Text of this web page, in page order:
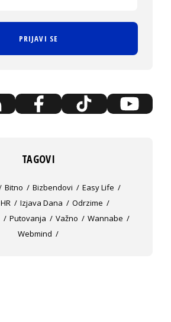
PRIJAVI SE
TAGOVI
Bitno Bizbendovi
Easy Life
HR Izjava Dana
Odrzime
Putovanja Važno
Wannabe
Webmind